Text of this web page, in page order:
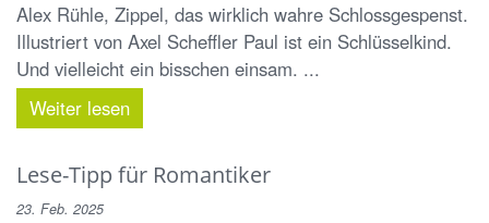
Alex Rühle, Zippel, das wirklich wahre Schlossgespenst.
Illustriert von Axel Scheffler Paul ist ein Schlüsselkind.
Und vielleicht ein bisschen einsam. ...
Weiter lesen
Lese-Tipp für Romantiker
23. Feb. 2025